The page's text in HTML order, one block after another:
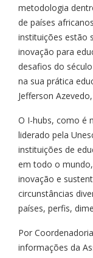
metodologia
de países
instituições estão
inovação para
desafios do
na sua prática
Jefferson
O I-hubs, como é
liderado pela
instituições de
em todo o
inovação e
circunstâncias
países, perfis,
Por
informações da